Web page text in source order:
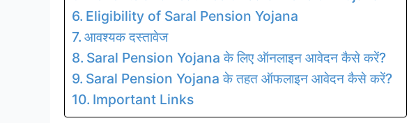
Eligibility of Saral Pension Yojana
आवश्यक दस्तावेज
Saral Pension Yojana के लिए ऑनलाइन आवेदन कैसे करें?
Saral Pension Yojana के तहत ऑफलाइन आवेदन कैसे करें?
Important Links